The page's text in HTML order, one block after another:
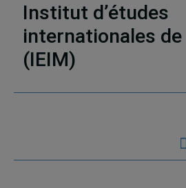
Institut d’études
internationales
(IEIM)